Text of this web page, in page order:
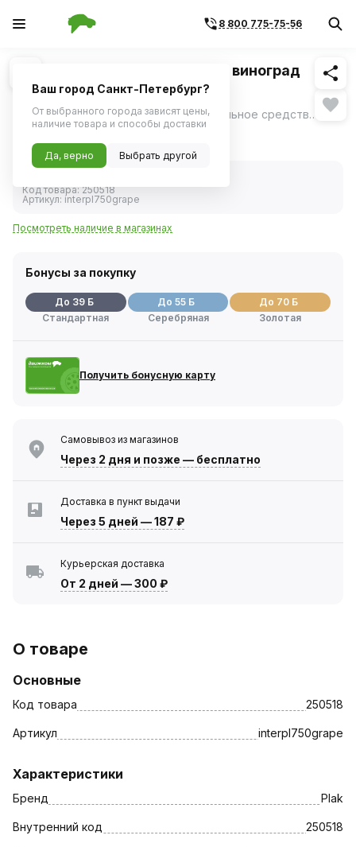
8 800 775-75-56
1/1 Похожие
Полироль пластика аэрозоль виноград
750мл PLAK (Atas)
Полироль салона PLAK - профессиональное средство для ухода за интерьером автомобиля, выпускаемое в форме аэрозоля с ароматом винограда Основные поверхности для применения: Приборная панель Пластиковые элементы интерьера Декоративные детали салона Преимущества: Освежает внешний вид поверхностей Предотвращает оседание пыли Подходит для различных пластиковых деталей Инструкция по применению Тщательно встряхнуть баллон Очистить поверхность от загрязнений Равномерно распылить средство на обрабатываемую поверхность Распределить состав мягкой тканью Дать средству высохнуть ещё
Код товара:250518
Артикул: interpl750grape
Посмотреть наличие в магазинах
Бонусы за покупку
До 39 Б
Стандартная
До 55 Б
Серебряная
До 70 Б
Золотая
Получить бонусную карту
Самовывоз из магазинов
Через 2 дня и позже — бесплатно
Доставка в пункт выдачи
Через 5 дней —187 ₽
Курьерская доставка
От 2 дней —300 ₽
О товаре
Основные
Код товара 250518
Артикул interpl750grape
Характеристики
Бренд Plak
Внутренний код 250518
Ваш город Санкт-Петербург?
От выбранного города зависят цены,
наличие товара и способы доставки
Да, верно Выбрать другой